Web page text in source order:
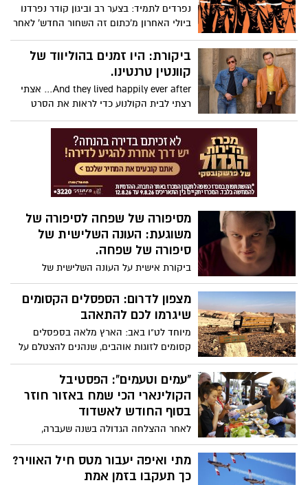
אפלה. בקומדיה הכי עצובה על המסך
נפרדים לתמיד: בצער רב וביגון קודר נפרדנו
ביולי האחרון מ'כתום זה השחור החדש' לאחר
שבע עונות מרתקות. סדרת כלא הנשים של
נטפליקס, שפרצה לחיינו בשנת 2013 והייתה
בין המצליחות שנוצרו. לאחר תקופת אבל
קצרה, הגיע הזמן לדבר על העונה השביעית
של הסדרה עטורת הפרסים (ספוילרים
מובטחים)
ביקורת: היו זמנים בהוליווד של
קוונטין טרנטינו.
And they lived happily ever after… אצתי
רצתי לבית הקולנוע כדי לראות את הסרט
החדש של קוונטין טרנטינו 'היו זמנים
בהוליווד', בכיכובם של בראד פיט ולאונרדו
דיקפריו ההורסים ת'בריאות.
מסיפורה של שפחה לסיפורה של
משוגעת: העונה השלישית של
סיפורה של שפחה.
ביקורת אישית על העונה השלישית של
הסדרה מהמדוברות ביותר בעולם מאת -
ענבל B.A קולנוע וטלוויזיה.
מצפון לדרום: הספסלים הקסומים
שיגרמו לכם להתאהב
מיוחד לט"ו באב: הארץ מלאה בספסלים
קסומים לזוגות אוהבים, שנהנים להצטלם על
רקע נוף עוצר נשימה, או מתחת לעץ רענן.
התמונות והמיקומים שלהם לפניכם
"עמים וטעמים": הפסטיבל
הקולינארי הכי שמח באזור חוזר
בסוף החודש לאשדוד
לאחר ההצלחה הגדולה בשנה שעברה,
פסטיבל "עמים וטעמים" אשדוד חוזר ובענק.
בתפריט: הופעות חיות וכמובן נושא האירוע -
יריד דוכני אוכל ענקי שיציע שלל מנות מכל
מתי ואיפה יעבור מטס חיל האוויר?
כך תעקבו בזמן אמת